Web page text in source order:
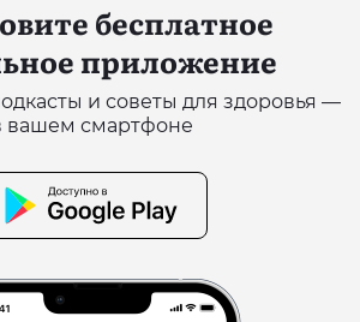
бесплатное
приложение
и советы для здоровья —
вашем смартфоне